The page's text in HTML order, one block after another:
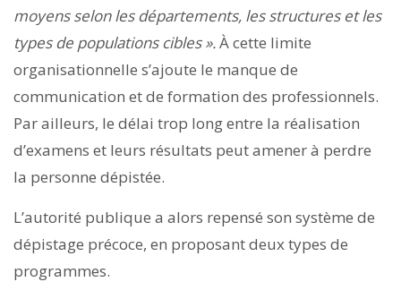
moyens selon les départements, les structures et les
types de populations cibles ».À cette limite
organisationnelle s’ajoute le manque de
communication et de formation des professionnels.
Par ailleurs, le délai trop long entre la réalisation
d’examens et leurs résultats peut amener à perdre
la personne dépistée.
L’autorité publique a alors repensé son système de
dépistage précoce, en proposant deux types de
programmes.